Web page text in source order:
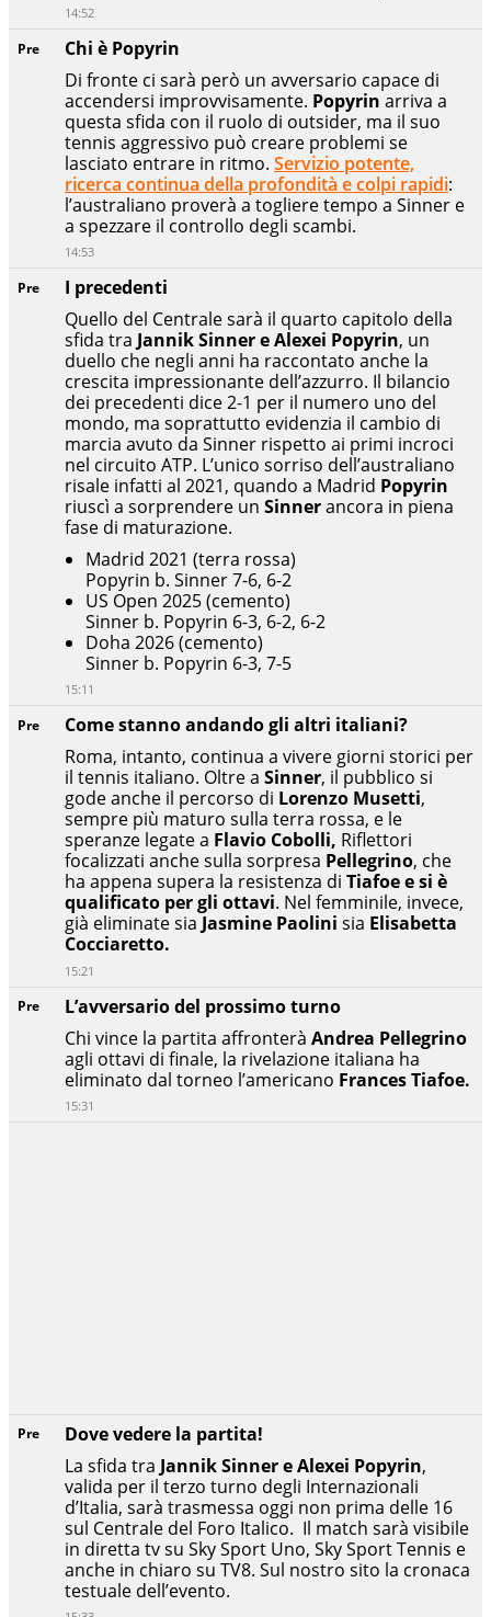
Pre
Dove vedere la partita!
La sfida tra Jannik Sinner e Alexei Popyrin,
valida per il terzo turno degli Internazionali
d’Italia, sarà trasmessa oggi non prima delle 16
sul Centrale del Foro Italico. Il match sarà visibile
in diretta tv su Sky Sport Uno, Sky Sport Tennis e
anche in chiaro su TV8. Sul nostro sito la cronaca
testuale dell’evento.
Pre
L’avversario del prossimo turno
Chi vince la partita affronterà Andrea Pellegrino
agli ottavi di finale, la rivelazione italiana ha
eliminato dal torneo l’americano Frances Tiafoe.
15:31
Pre
Come stanno andando gli altri italiani?
Roma, intanto, continua a vivere giorni storici per
il tennis italiano. Oltre a Sinner, il pubblico si
gode anche il percorso di Lorenzo Musetti,
sempre più maturo sulla terra rossa, e le
speranze legate a Flavio Cobolli, Riflettori
focalizzati anche sulla sorpresa Pellegrino, che
ha appena supera la resistenza di Tiafoe e si è
qualificato per gli ottavi. Nel femminile, invece,
già eliminate sia Jasmine Paolini sia Elisabetta
Cocciaretto.
15:21
Pre
I precedenti
Quello del Centrale sarà il quarto capitolo della
sfida tra Jannik Sinner e Alexei Popyrin, un
duello che negli anni ha raccontato anche la
crescita impressionante dell’azzurro. Il bilancio
dei precedenti dice 2-1 per il numero uno del
mondo, ma soprattutto evidenzia il cambio di
marcia avuto da Sinner rispetto ai primi incroci
nel circuito ATP. L’unico sorriso dell’australiano
risale infatti al 2021, quando a Madrid Popyrin
riuscì a sorprendere un Sinnerancora in piena
fase di maturazione.
Madrid 2021 (terra rossa)
Popyrin b. Sinner 7-6, 6-2
US Open 2025 (cemento)
Sinner b. Popyrin 6-3, 6-2, 6-2
Doha 2026 (cemento)
Sinner b. Popyrin 6-3, 7-5
15:11
Pre
Chi è Popyrin
Di fronte ci sarà però un avversario capace di
accendersi improvvisamente. Popyrin arriva a
questa sfida con il ruolo di outsider, ma il suo
tennis aggressivo può creare problemi se
lasciato entrare in ritmo. Servizio potente,
ricerca continua della profondità e colpi rapidi:
l’australiano proverà a togliere tempo a Sinner e
a spezzare il controllo degli scambi.
14:53
14:52